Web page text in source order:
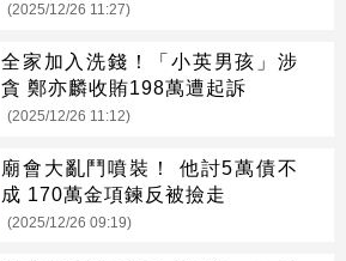
(2025/12/26 11:27)
全家加入洗錢！「小英男孩」涉
貪 鄭亦麟收賄198萬遭起訴
(2025/12/26 11:12)
廟會大亂鬥噴裝！ 他討5萬債不
成 170萬金項鍊反被撿走
(2025/12/26 09:19)